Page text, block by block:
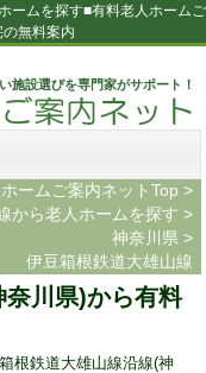
ームを探す■有料老人ホームご
無料案内
施設選びを専門家がサポート！
ームご案内ネットTop >
から老人ホームを探す >
神奈川県>
伊豆箱根鉄道大雄山線
川県)から有料
根鉄道大雄山線沿線(神